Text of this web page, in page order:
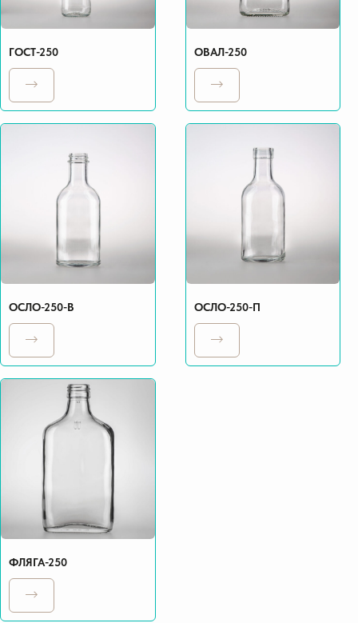
ГОСТ-250 ОВАЛ-250
ОСЛО-250-В ОСЛО-250-П
ФЛЯГА-250